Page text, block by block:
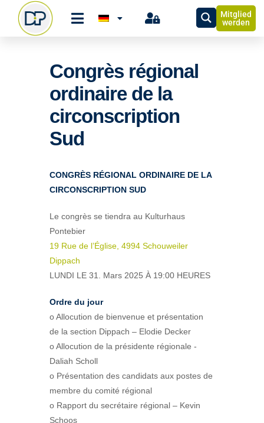
Mitglied
werden
Congrès régional
ordinaire de la
circonscription
Sud
CONGRÈS RÉGIONAL ORDINAIRE DE LA
CIRCONSCRIPTION SUD
Le congrès se tiendra au Kulturhaus
Pontebier
19 Rue de l’Église, 4994 Schouweiler
Dippach
LUNDI LE 31. Mars 2025 À 19:00 HEURES
Ordre du jour
o Allocution de bienvenue et présentation
de la section Dippach – Elodie Decker
o Allocution de la présidente régionale -
Daliah Scholl
o Présentation des candidats aux postes de
membre du comité régional
o Rapport du secrétaire régional – Kevin
Schoos